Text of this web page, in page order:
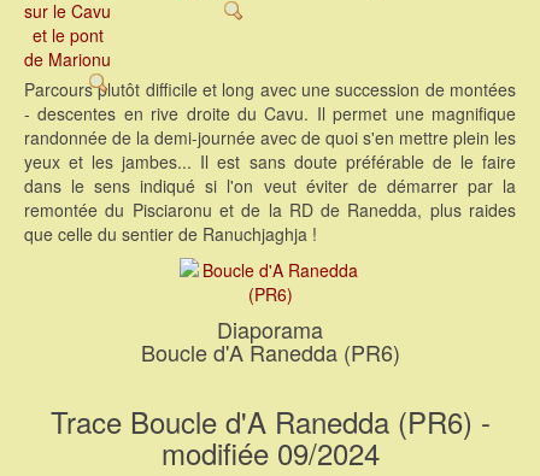
Parcours plutôt difficile et long avec une succession de montées
- descentes en rive droite du Cavu. Il permet une magnifique
randonnée de la demi-journée avec de quoi s'en mettre plein les
yeux et les jambes... Il est sans doute préférable de le faire
dans le sens indiqué si l'on veut éviter de démarrer par la
remontée du Pisciaronu et de la RD de Ranedda, plus raides
que celle du sentier de Ranuchjaghja !
Diaporama
Boucle d'A Ranedda (PR6)
Trace Boucle d'A Ranedda (PR6) -
modifiée 09/2024